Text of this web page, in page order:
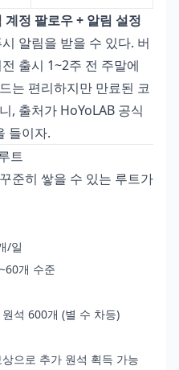
정 팔로우 + 알림 설정
알림을 받을 수 있다. 버
출시 1~2주 전 주말에
는 편리하지만 만료된 코
, 출처가 HoYoLAB 공식
들이자.
트
준히 쌓을 수 있는 루트가
/일
개 수준
석 600개 (별 수 차등)
으로 추가 원석 획득 가능